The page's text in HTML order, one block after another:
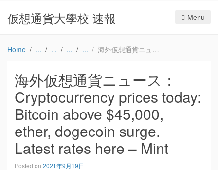
仮想通貨大學校 速報 Menu
Home 海外仮想通貨ニュース：Cryptocurrency prices today: Bitcoin above $45,000, ether, dogecoin surge. Latest rates here – Mint
海外仮想通貨ニュース：
Cryptocurrency prices today:
Bitcoin above $45,000,
ether, dogecoin surge.
Latest rates here – Mint
Posted on 2021年9月19日